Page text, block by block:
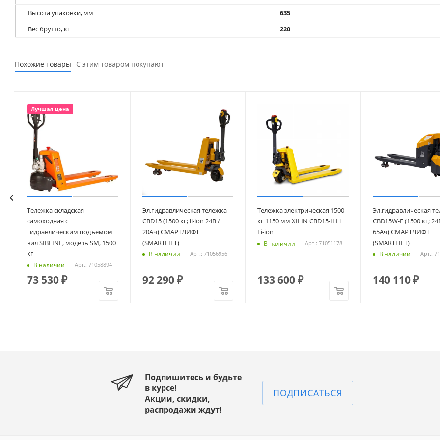
Высота упаковки, мм
635
Вес брутто, кг
220
Похожие товары С этим товаром покупают
Лучшая цена
Тележка складская
самоходная c
гидравлическим подъемом
вил SIBLINE, модель SM, 1500
кг
В наличии Арт.: 71058894
73 530₽
Эл.гидравлическая тележка
CBD15 (1500 кг; li-ion 24В /
20Ач) СМАРТЛИФТ
(SMARTLIFT)
В наличии Арт.: 71056956
92 290₽
Тележка электрическая 1500
кг 1150 мм XILIN CBD15-II Li
Li-ion
В наличии Арт.: 71051178
133 600₽
Эл.гидравлическая
CBD15W-E (1500 кг;
65Ач) СМАРТЛИФТ
(SMARTLIFT)
В наличии Арт.:
140 110₽
Подпишитесь и будьте
в курсе!
Акции, скидки,
распродажи ждут!
ПОДПИСАТЬСЯ